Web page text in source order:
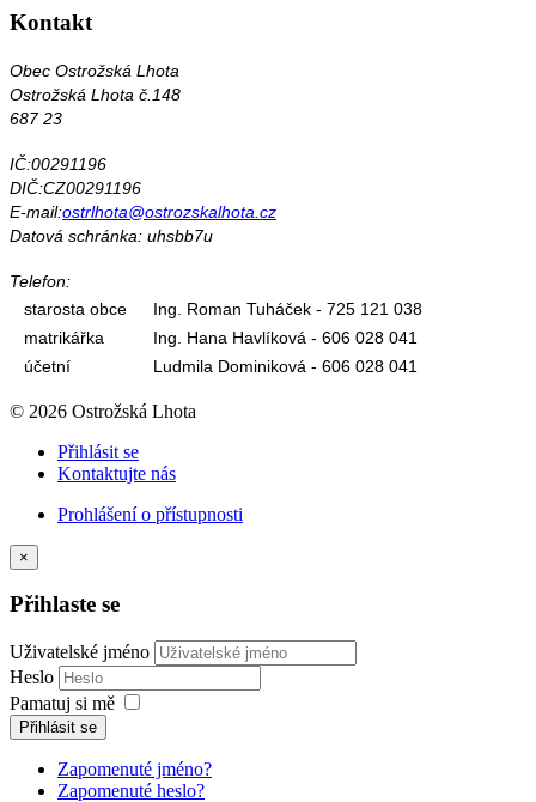
Kontakt
Obec Ostrožská Lhota
Ostrožská Lhota č.148
687 23
IČ:00291196
DIČ:CZ00291196
E-mail:ostrlhota@ostrozskalhota.cz
Datová schránka: uhsbb7u
Telefon:
starosta obce
Ing. Roman Tuháček - 725 121 038
matrikářka
Ing. Hana Havlíková - 606 028 041
účetní
Ludmila Dominiková - 606 028 041
© 2026 Ostrožská Lhota
Přihlásit se
Kontaktujte nás
Prohlášení o přístupnosti
×
Přihlaste se
Uživatelské jméno
Heslo
Pamatuj si mě
Přihlásit se
Zapomenuté jméno?
Zapomenuté heslo?